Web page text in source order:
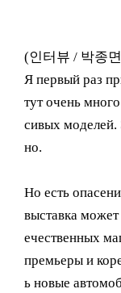
(인터뷰 / 박종
Я первый раз
тут очень
сивых моделей.
но.
Но есть
выставка
ечественных
премьеры и
ь новые